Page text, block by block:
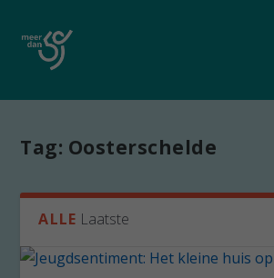
Tag: Oosterschelde
ALLE Laatste